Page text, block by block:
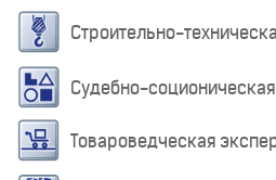
Строительно-
Судебно-
Товароведческая